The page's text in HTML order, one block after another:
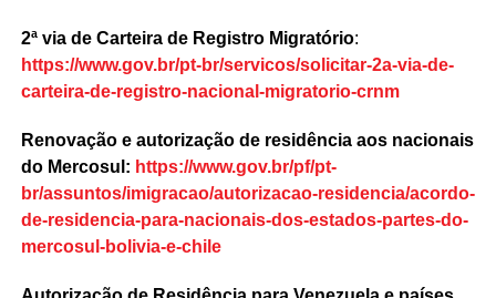
2ª via de Carteira de Registro Migratório:
https://www.gov.br/pt-br/servicos/solicitar-2a-via-de-
carteira-de-registro-nacional-migratorio-crnm
Renovação e autorização de residência aos nacionais
do Mercosul: https://www.gov.br/pf/pt-
br/assuntos/imigracao/autorizacao-residencia/acordo-
de-residencia-para-nacionais-dos-estados-partes-do-
mercosul-bolivia-e-chile